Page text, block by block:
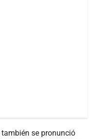
se pronunció